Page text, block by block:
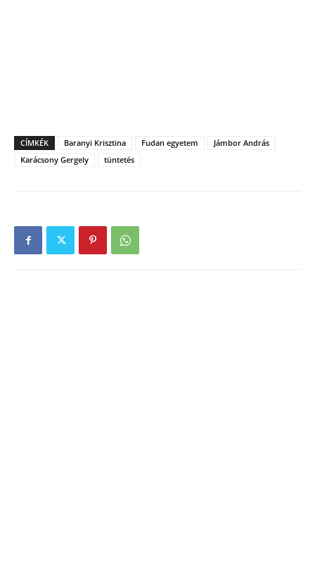
CÍMKÉK Baranyi Krisztina Fudan egyetem
Jámbor András
Karácsony Gergely
tüntetés